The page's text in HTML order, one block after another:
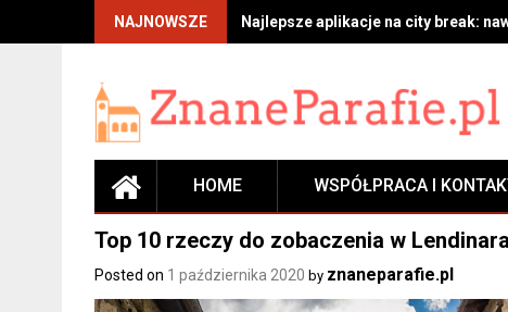
NAJNOWSZE Najlepsze aplikacje na city break:
HOME WSPÓŁPRACA I
Top 10 rzeczy do zobaczenia w Lendinara
Posted on 1 października 2020 by znaneparafie.pl